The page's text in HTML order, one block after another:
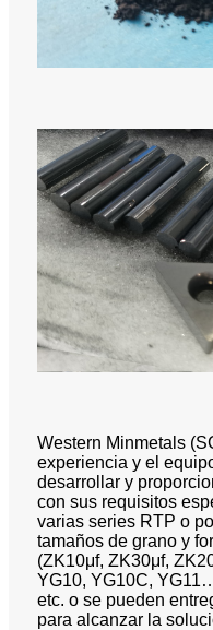
Western Minmetals
experiencia y el
desarrollar y
con sus requisitos
varias series RTP o
tamaños de grano y
(ZK10μf, ZK30μf,
YG10, YG10C,
etc. o se pueden
para alcanzar la